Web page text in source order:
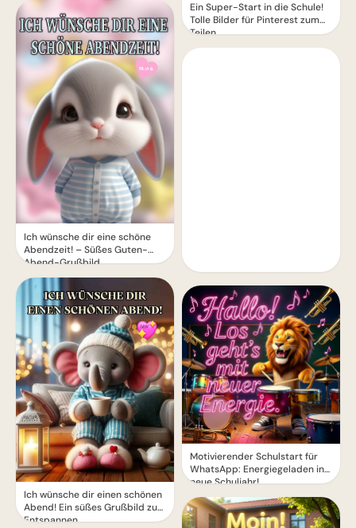
Ich wünsche dir eine schöne
Abendzeit! – Süßes Guten-
Abend-Grußbild
Ich wünsche dir einen schönen
Abend! Ein süßes Grußbild zum
Entspannen
Ein Super-Start in die Schule!
Tolle Bilder für Pinterest zum
Teilen.
Motivierender Schulstart für
WhatsApp: Energiegeladen ins
neue Schuljahr!